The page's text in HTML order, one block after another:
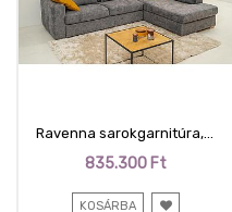
Ravenna sarokgarnitúra,
Szürke (I.), 264x200 cm
835.300Ft
KOSÁRBA